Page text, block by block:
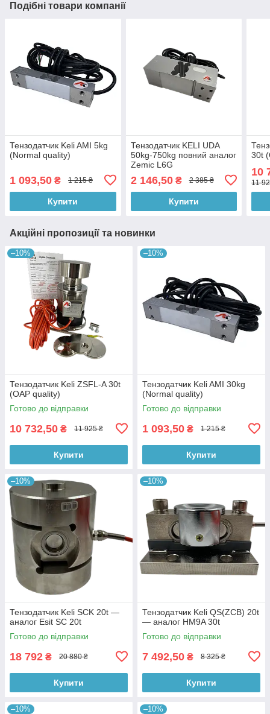
Подібні товари компанії
Тензодатчик Keli AMI 5kg
(Normal quality)
1 093,50 ₴ 1 215 ₴
Купити
Тензодатчик KELI UDA
50kg-750kg повний аналог
Zemic L6G
2 146,50₴ 2 385 ₴
Купити
30t
10
11
Акційні пропозиції та новинки
–10%
Тензодатчик Keli ZSFL-A 30t
(OAP quality)
Готово до відправки
10 732,50 ₴ 11 925 ₴
Купити
–10%
Тензодатчик Keli AMI 30kg
(Normal quality)
Готово до відправки
1 093,50 ₴ 1 215 ₴
Купити
–10%
Тензодатчик Keli SCK 20t —
аналог Esit SC 20t
Готово до відправки
18 792 ₴ 20 880 ₴
Купити
–10%
Тензодатчик Keli QS(ZCB) 20t
— аналог HM9A 30t
Готово до відправки
7 492,50 ₴ 8 325 ₴
Купити
–10% –10%